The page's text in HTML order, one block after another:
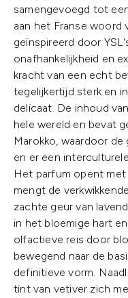
samengevoegd tot
aan het Franse woord
geïnspireerd door
onafhankelijkheid en
kracht van een echt
tegelijkertijd sterk en
delicaat. De inhoud
hele wereld en bevat
Marokko, waardoor
en er een
Het parfum opent
mengt de
zachte geur van
in het bloemige hart
olfactieve reis door
bewegend naar de
definitieve vorm.
tint van vetiver zich